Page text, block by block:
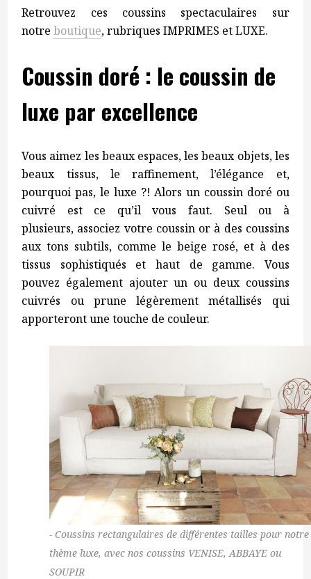
Retrouvez ces coussins spectaculaires sur
notreboutique, rubriques IMPRIMES et LUXE.
Coussin doré : le coussin de
luxe par excellence
Vous aimez les beaux espaces, les beaux objets, les
beaux tissus, le raffinement, l’élégance et,
pourquoi pas, le luxe ?! Alors un coussin doré ou
cuivré est ce qu’il vous faut. Seul ou à
plusieurs, associez votre coussin or à des coussins
aux tons subtils, comme le beige rosé, et à des
tissus sophistiqués et haut de gamme. Vous
pouvez également ajouter un ou deux coussins
cuivrés ou prune légèrement métallisés qui
apporteront une touche de couleur.
Coussins rectangulaires de différentes tailles pour notre
thème luxe, avec nos coussins VENISE, ABBAYE ou
SOUPIR